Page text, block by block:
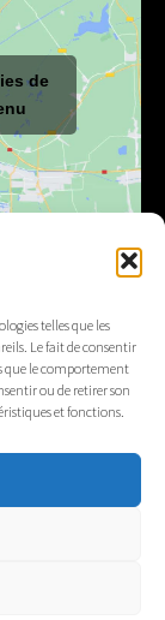
telles que les
Le fait de consentir
que le comportement
ou de retirer son
et fonctions.
de